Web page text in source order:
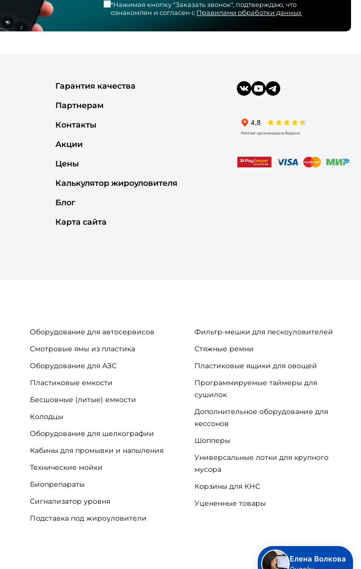
*Нажимая кнопку "Заказать звонок", подтверждаю, что
ознакомлен и согласен с Правилами обработки данных
Гарантия качества
Партнерам
Контакты
Акции
Цены
Калькулятор жироуловителя
Блог
Карта сайта
Оборудование для автосервисов
Смотровые ямы из пластика
Оборудование для АЗС
Пластиковые емкости
Бесшовные (литые) емкости
Колодцы
Оборудование для шелкографии
Кабины для промывки и напыления
Технические мойки
Биопрепараты
Сигнализатор уровня
Подставка под жироуловители
Фильтр-мешки для пескоуловителей
Стяжные ремни
Пластиковые ящики для овощей
Программируемые таймеры для
сушилок
Дополнительное оборудование для
кессонов
Шопперы
Универсальные лотки для крупного
мусора
Корзины для КНС
Уцененные товары